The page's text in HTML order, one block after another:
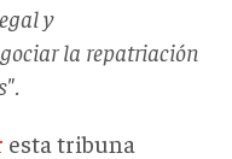
y
la repatriación
esta tribuna